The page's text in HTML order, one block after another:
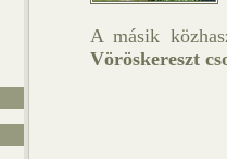
A másik
Vöröskereszt